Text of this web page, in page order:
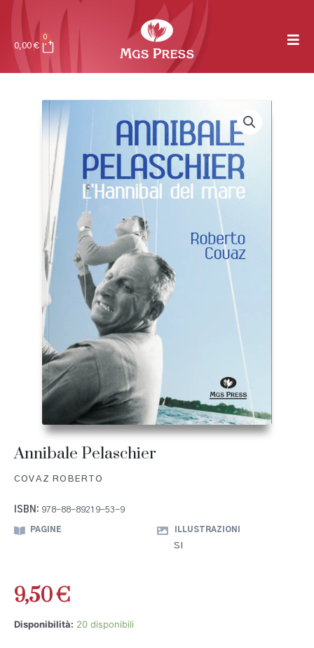
0,00€
0
Annibale Pelaschier
COVAZ ROBERTO
ISBN: 978-88-89219-53-9
PAGINE ILLUSTRAZIONI
SI
9,50€
Disponibilità: 20 disponibili